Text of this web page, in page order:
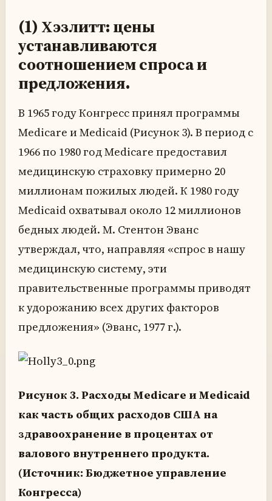
(1) Хэзлитт: цены
устанавливаются
соотношением спроса и
предложения.
В 1965 году Конгресс принял программы
Medicare и Medicaid (Рисунок 3). В период с
1966 по 1980 год Medicare предоставил
медицинскую страховку примерно 20
миллионам пожилых людей. К 1980 году
Medicaid охватывал около 12 миллионов
бедных людей. М. Стентон Эванс
утверждал, что, направляя «спрос в нашу
медицинскую систему, эти
правительственные программы приводят
к удорожанию всех других факторов
предложения» (Эванс, 1977 г.).
Рисунок 3. Расходы Medicare и Medicaid
как часть общих расходов США на
здравоохранение в процентах от
валового внутреннего продукта.
(Источник: Бюджетное управление
Конгресса)